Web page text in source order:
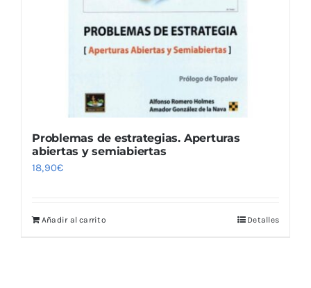
Problemas de estrategias. Aperturas
abiertas y semiabiertas
18,90€
Añadir al carrito Detalles